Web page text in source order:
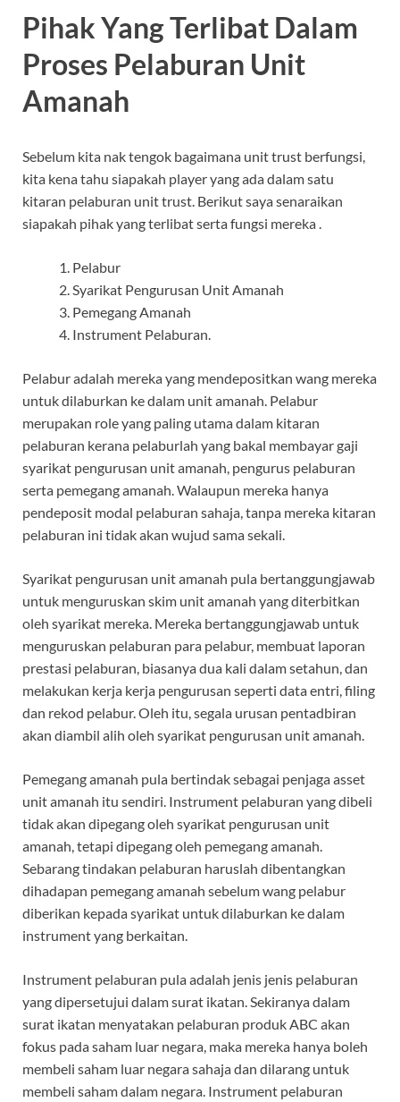
Pihak Yang Terlibat Dalam
Proses Pelaburan Unit
Amanah
Sebelum kita nak tengok bagaimana unit trust berfungsi,
kita kena tahu siapakah player yang ada dalam satu
kitaran pelaburan unit trust. Berikut saya senaraikan
siapakah pihak yang terlibat serta fungsi mereka .
Pelabur
Syarikat Pengurusan Unit Amanah
Pemegang Amanah
Instrument Pelaburan.
Pelabur adalah mereka yang mendepositkan wang mereka
untuk dilaburkan ke dalam unit amanah. Pelabur
merupakan role yang paling utama dalam kitaran
pelaburan kerana pelaburlah yang bakal membayar gaji
syarikat pengurusan unit amanah, pengurus pelaburan
serta pemegang amanah. Walaupun mereka hanya
pendeposit modal pelaburan sahaja, tanpa mereka kitaran
pelaburan ini tidak akan wujud sama sekali.
Syarikat pengurusan unit amanah pula bertanggungjawab
untuk menguruskan skim unit amanah yang diterbitkan
oleh syarikat mereka. Mereka bertanggungjawab untuk
menguruskan pelaburan para pelabur, membuat laporan
prestasi pelaburan, biasanya dua kali dalam setahun, dan
melakukan kerja kerja pengurusan seperti data entri, filing
dan rekod pelabur. Oleh itu, segala urusan pentadbiran
akan diambil alih oleh syarikat pengurusan unit amanah.
Pemegang amanah pula bertindak sebagai penjaga asset
unit amanah itu sendiri. Instrument pelaburan yang dibeli
tidak akan dipegang oleh syarikat pengurusan unit
amanah, tetapi dipegang oleh pemegang amanah.
Sebarang tindakan pelaburan haruslah dibentangkan
dihadapan pemegang amanah sebelum wang pelabur
diberikan kepada syarikat untuk dilaburkan ke dalam
instrument yang berkaitan.
Instrument pelaburan pula adalah jenis jenis pelaburan
yang dipersetujui dalam surat ikatan. Sekiranya dalam
surat ikatan menyatakan pelaburan produk ABC akan
fokus pada saham luar negara, maka mereka hanya boleh
membeli saham luar negara sahaja dan dilarang untuk
membeli saham dalam negara. Instrument pelaburan